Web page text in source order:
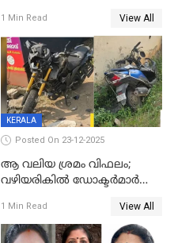
കണ്ടെത്താൻ ഇന്ന് കോർ
കമ്മിറ്റി കൂടിയില്ല';
അതൃപ്തിയുമായി ദീപ്തി മേരി
വർഗീസ്
1 Min Read View All
KERALA
Posted On 23-12-2025
ആ വലിയ ശ്രമം വിഫലം;
വഴിയരികില്‍ ‌ഡോക്ടര്‍മാര്‍
മരണത്തിന് കീഴടങ്ങി
1 Min Read View All